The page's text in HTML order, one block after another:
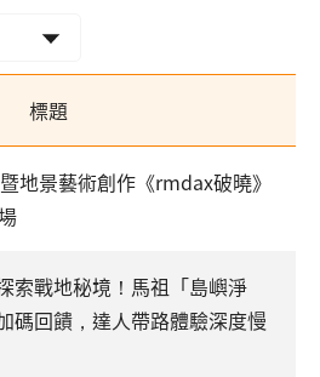
標題
地景藝術創作《rmdax破曉》
索戰地秘境！馬祖「島嶼淨
碼回饋，達人帶路體驗深度慢